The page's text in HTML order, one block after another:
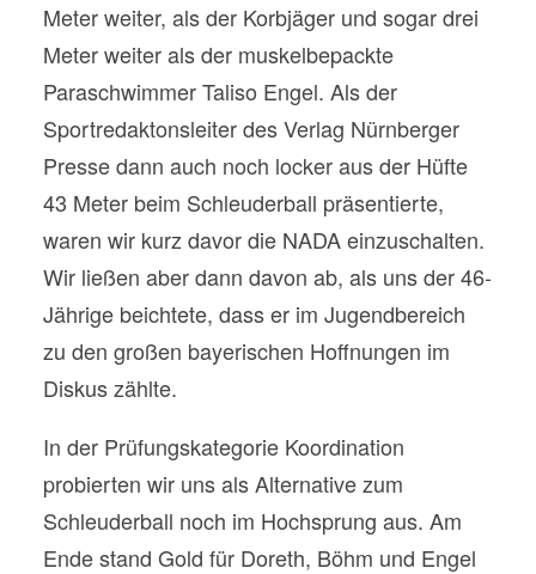
Meter weiter, als der Korbjäger und sogar drei
Meter weiter als der muskelbepackte
Paraschwimmer Taliso Engel. Als der
Sportredaktonsleiter des Verlag Nürnberger
Presse dann auch noch locker aus der Hüfte
43 Meter beim Schleuderball präsentierte,
waren wir kurz davor die NADA einzuschalten.
Wir ließen aber dann davon ab, als uns der 46-
Jährige beichtete, dass er im Jugendbereich
zu den großen bayerischen Hoffnungen im
Diskus zählte.
In der Prüfungskategorie Koordination
probierten wir uns als Alternative zum
Schleuderball noch im Hochsprung aus. Am
Ende stand Gold für Doreth, Böhm und Engel